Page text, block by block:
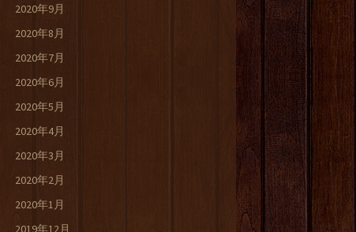
2020年9月
2020年8月
2020年7月
2020年6月
2020年5月
2020年4月
2020年3月
2020年2月
2020年1月
2019年12月